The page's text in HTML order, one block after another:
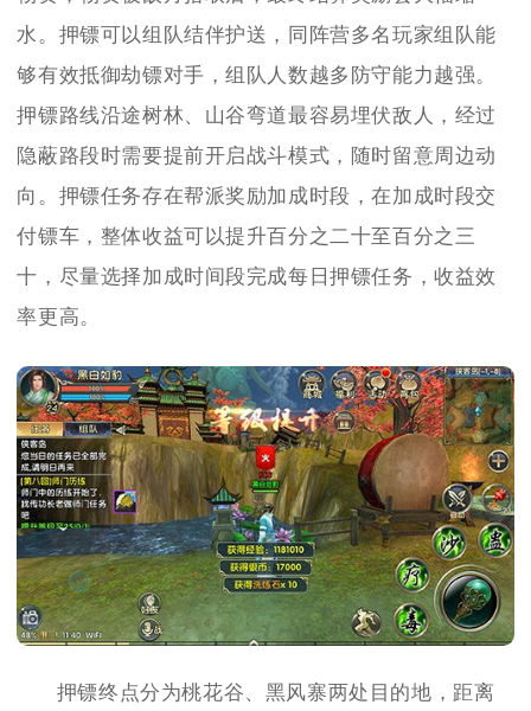
水。押镖可以组队结伴护送，同阵营多名玩家组队能
够有效抵御劫镖对手，组队人数越多防守能力越强。
押镖路线沿途树林、山谷弯道最容易埋伏敌人，经过
隐蔽路段时需要提前开启战斗模式，随时留意周边动
向。押镖任务存在帮派奖励加成时段，在加成时段交
付镖车，整体收益可以提升百分之二十至百分之三
十，尽量选择加成时间段完成每日押镖任务，收益效
率更高。
押镖终点分为桃花谷、黑风寨两处目的地，距离